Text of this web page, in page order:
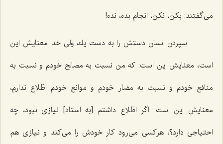
می‌گفتند: بكن، نكن، انجام بده، نده!
سپردن انسان دستش را به دست یك ولی خدا معنایش این
است، معنایش این است: كه من نسبت به مصالح خودم و نسبت به
منافع خودم و نسبت به مضار خودم و موانع خودم اطّلاع ندارم،
معنایش این است. اگر اطّلاع داشتم [به استاد] نیازی نبود، چه
احتیاجی دارد؟، هركسی می‌رود كار خودش را می‌كند و نیازی هم